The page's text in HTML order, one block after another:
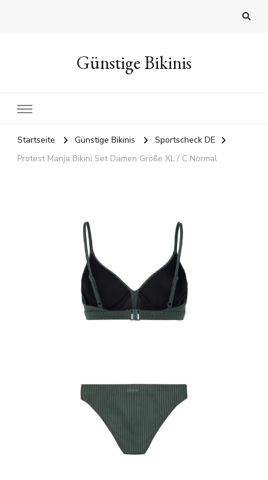
Günstige Bikinis
Startseite Günstige Bikinis
Sportscheck DE
Protest Manja Bikini Set Damen Größe XL / C Normal